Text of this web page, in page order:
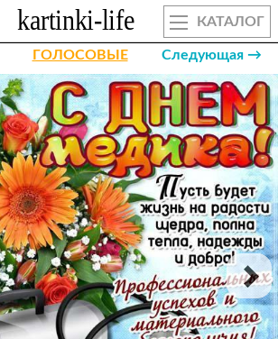
КАТАЛОГ
ГОЛОСОВЫЕ Следующая →